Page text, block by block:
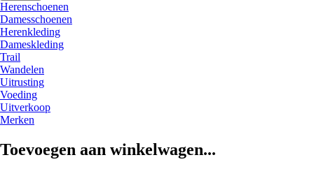
Herenschoenen
Damesschoenen
Herenkleding
Dameskleding
Trail
Wandelen
Uitrusting
Voeding
Uitverkoop
Merken
Toevoegen aan winkelwagen...